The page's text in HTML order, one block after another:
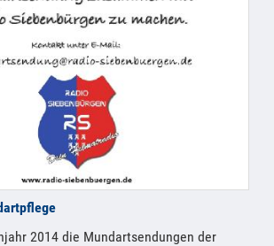
2014 die Mundartsendungen der